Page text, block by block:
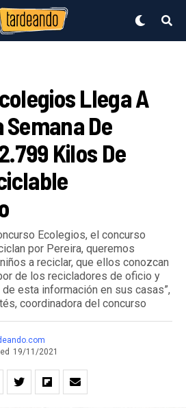
Llega A
Semana De
Kilos De
Ecolegios, el concurso
por Pereira, queremos
a reciclar, que ellos conozcan
de los recicladores de oficio y
esta información en sus casas”,
coordinadora del concurso
19/11/2021